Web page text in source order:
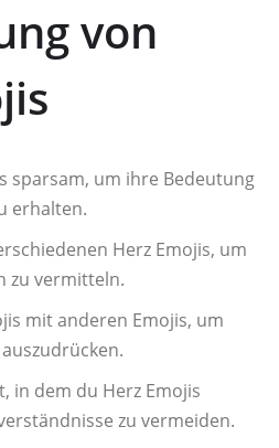
von
sparsam, um ihre Bedeutung
erhalten.
Herz Emojis, um
zu vermitteln.
mit anderen Emojis, um
in dem du Herz Emojis
zu vermeiden.